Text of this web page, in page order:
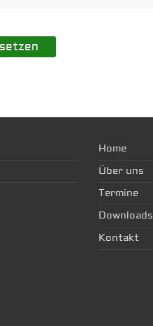
Home
Über uns
Termine
Downloads
Kontakt